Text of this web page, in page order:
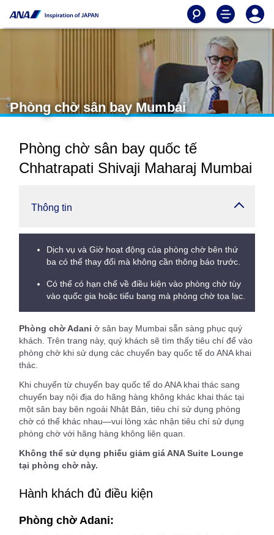
Phòng chờ sân bay Mumbai
Phòng chờ sân bay quốc tế
Chhatrapati Shivaji Maharaj Mumbai
Thông tin
Dịch vụ và Giờ hoạt động của phòng chờ bên thứ
ba có thể thay đổi mà không cần thông báo trước.
Có thể có hạn chế về điều kiện vào phòng chờ tùy
vào quốc gia hoặc tiểu bang mà phòng chờ tọa lạc.
Phòng chờ Adani ở sân bay Mumbai sẵn sàng phục quý
khách. Trên trang này, quý khách sẽ tìm thấy tiêu chí để vào
phòng chờ khi sử dụng các chuyến bay quốc tế do ANA khai
thác.
Khi chuyển từ chuyến bay quốc tế do ANA khai thác sang
chuyến bay nội địa do hãng hàng không khác khai thác tại
một sân bay bên ngoài Nhật Bản, tiêu chí sử dụng phòng
chờ có thể khác nhau—vui lòng xác nhận tiêu chí sử dụng
phòng chờ với hãng hàng không liên quan.
Không thể sử dụng phiếu giảm giá ANA Suite Lounge
tại phòng chờ này.
Hành khách đủ điều kiện
Phòng chờ Adani: